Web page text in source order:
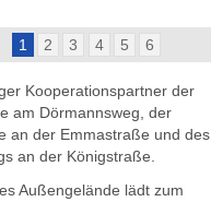
1 2 3 4 5 6
Kooperationspartner der
am Dörmannsweg, der
an der Emmastraße und des
an der Königstraße.
Außengelände lädt zum